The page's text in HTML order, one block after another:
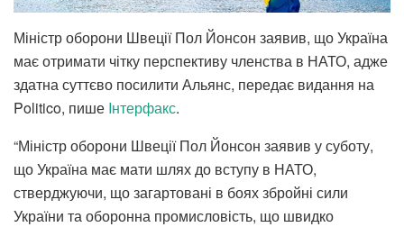
Міністр оборони Швеції Пол Йонсон заявив, що Україна
має отримати чітку перспективу членства в НАТО, адже
здатна суттєво посилити Альянс, передає видання на
Politico, пише Iнтерфакс.
“Міністр оборони Швеції Пол Йонсон заявив у суботу,
що Україна має мати шлях до вступу в НАТО,
стверджуючи, що загартовані в боях збройні сили
України та оборонна промисловість, що швидко